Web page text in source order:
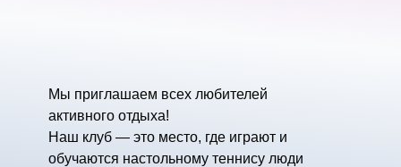
Мы приглашаем всех любителей
активного отдыха!
Наш клуб — это место, где играют и
обучаются настольному теннису люди